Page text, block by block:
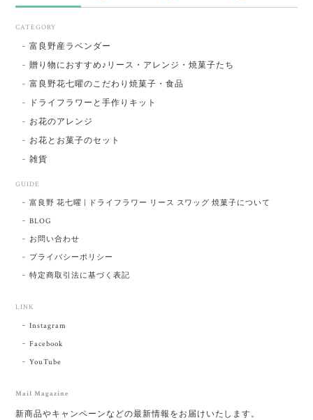
CATEGORY
富良野産ラベンダー
贈り物におすすめ♪リース・アレンジ・焼菓子たち
富良野花七曜のこだわり焼菓子・食品
ドライフラワーと手作りキット
お花のアレンジ
お花とお菓子のセット
雑貨
GUIDE
富良野 花七曜 | ドライフラワー リース スワッグ 焼菓子について
BLOG
お問い合わせ
プライバシーポリシー
特定商取引法に基づく表記
LINK
Instagram
Facebook
YouTube
Mail Magazine
新商品やキャンペーンなどの最新情報をお届けいたします。